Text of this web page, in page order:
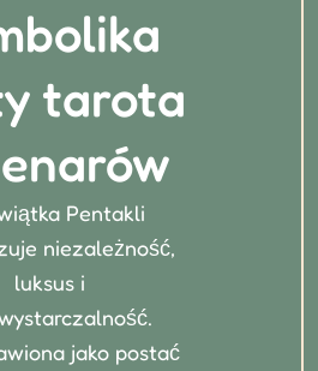
tarota
Pentakli
niezależność,
luksus i
jako postać